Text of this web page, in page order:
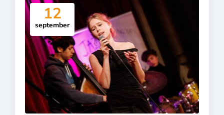
12
september